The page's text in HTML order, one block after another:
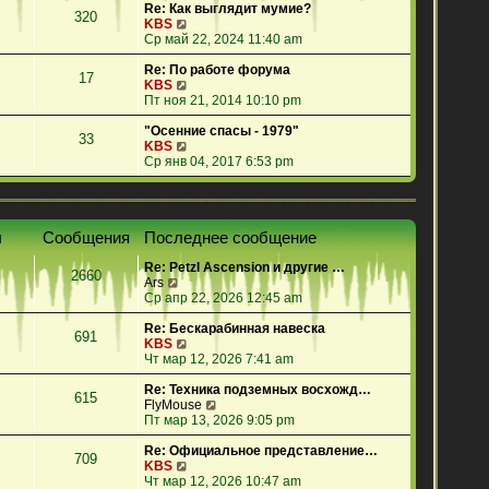
е
т
и
к
о
с
л
д
н
м
у
с
о
б
щ
е
н
ю
320
Re: Как выглядит мумие?
KBS
е
р
е
т
и
к
о
с
е
д
н
м
у
с
о
о
щ
е
н
и
ю
Ср май 22, 2024 11:40 am
17
Re: По работе форума
KBS
е
р
е
т
и
п
о
с
е
д
н
е
м
с
о
о
б
щ
е
н
ю
Пт ноя 21, 2014 10:10 pm
33
"Осенние спасы - 1979"
KBS
е
р
й
т
и
п
о
с
л
е
н
е
м
у
с
о
о
щ
Ср янв 04, 2017 6:53 pm
Сообщения Последнее сообщение
2660
Re: Petzl Ascension и другие …
Ars
П
е
р
е
й
т
и
к
п
о
с
л
е
д
Ср апр 22, 2026 12:45 am
691
Re: Бескарабинная навеска
KBS
е
р
е
й
т
и
к
о
Чт мар 12, 2026 7:41 am
615
Re: Техника подземных восхожд…
FlyMouse
е
р
е
т
Пт мар 13, 2026 9:05 pm
709
Re: Официальное представление…
KBS
е
Чт мар 12, 2026 10:47 am